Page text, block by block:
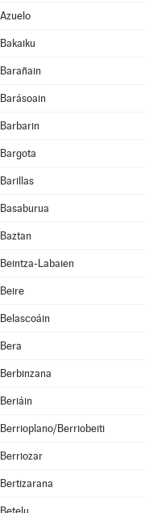
Azuelo
Bakaiku
Barañain
Barásoain
Barbarin
Bargota
Barillas
Basaburua
Baztan
Beintza-Labaien
Beire
Belascoáin
Bera
Berbinzana
Beriáin
Berrioplano/Berriobeiti
Berriozar
Bertizarana